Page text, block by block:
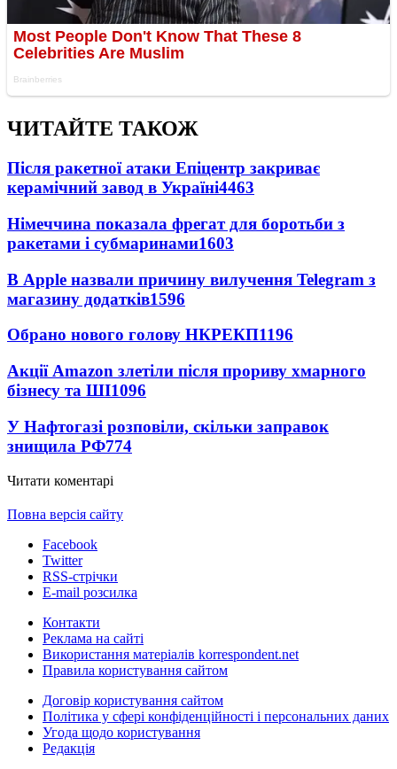
ЧИТАЙТЕ ТАКОЖ
Після ракетної атаки Епіцентр закриває
керамічний завод в Україні4463
Німеччина показала фрегат для боротьби з
ракетами і субмаринами1603
В Apple назвали причину вилучення Telegram з
магазину додатків1596
Обрано нового голову НКРЕКП1196
Акції Amazon злетіли після прориву хмарного
бізнесу та ШІ1096
У Нафтогазі розповіли, скільки заправок
знищила РФ774
Читати коментарі
Повна версія сайту
Facebook
Twitter
RSS-стрічки
E-mail розсилка
Контакти
Реклама на сайті
Використання матеріалів korrespondent.net
Правила користування сайтом
Договір користування сайтом
Політика у сфері конфіденційності і персональних даних
Угода щодо користування
Редакція